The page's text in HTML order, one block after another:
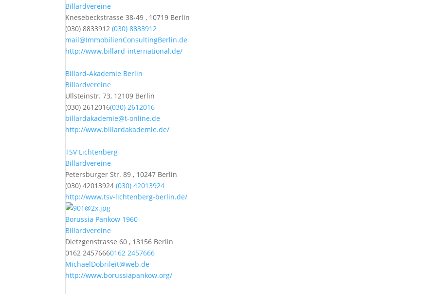
Billardvereine
Knesebeckstrasse 38-49 , 10719 Berlin
(030) 8833912(030) 8833912
mail@ImmobilienConsultingBerlin.de
http://www.billard-international.de/
Billard-Akademie Berlin
Billardvereine
Ullsteinstr. 73, 12109 Berlin
(030) 2612016(030) 2612016
billardakademie@t-online.de
http://www.billardakademie.de/
TSV Lichtenberg
Billardvereine
Petersburger Str. 89 , 10247 Berlin
(030) 42013924(030) 42013924
http://www.tsv-lichtenberg-berlin.de/
Borussia Pankow 1960
Billardvereine
Dietzgenstrasse 60 , 13156 Berlin
0162 24576660162 2457666
MichaelDobrileit@web.de
http://www.borussiapankow.org/